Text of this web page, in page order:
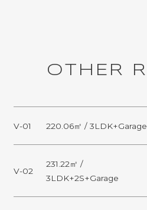
O H E R R
V-01 220.06㎡ / 3LDK+Garage
V-02
231.22㎡ /
3LDK+2S+Garage